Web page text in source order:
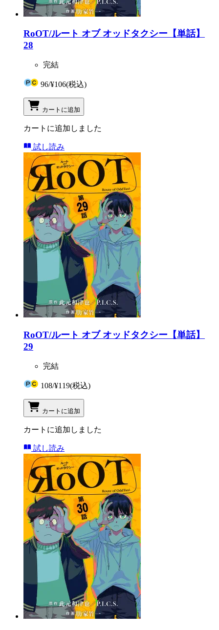
RoOT/ルート オブ オッドタクシー【単話】
28
完結
96/¥106(税込)
カートに追加
カートに追加しました
試し読み
RoOT/ルート オブ オッドタクシー【単話】
29
完結
108/¥119(税込)
カートに追加
カートに追加しました
試し読み